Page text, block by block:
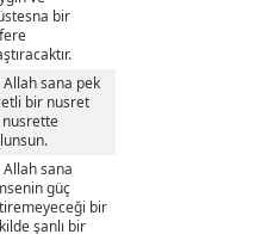
bir
Allah sana pek
bir nusret
nusrette
Allah sana
güç
bir
şanlı bir